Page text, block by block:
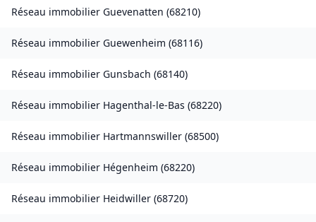
Réseau immobilier Guevenatten (68210)
Réseau immobilier Guewenheim (68116)
Réseau immobilier Gunsbach (68140)
Réseau immobilier Hagenthal-le-Bas (68220)
Réseau immobilier Hartmannswiller (68500)
Réseau immobilier Hégenheim (68220)
Réseau immobilier Heidwiller (68720)